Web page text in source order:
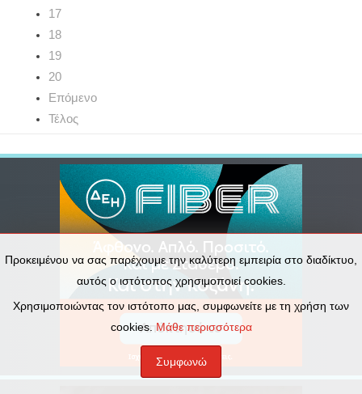
17
18
19
20
Επόμενο
Τέλος
Προκειμένου να σας παρέχουμε την καλύτερη εμπειρία στο διαδίκτυο,
αυτός ο ιστότοπος χρησιμοποιεί cookies.
Χρησιμοποιώντας τον ιστότοπο μας, συμφωνείτε με τη χρήση των
cookies. Μάθε περισσότερα
Συμφωνώ